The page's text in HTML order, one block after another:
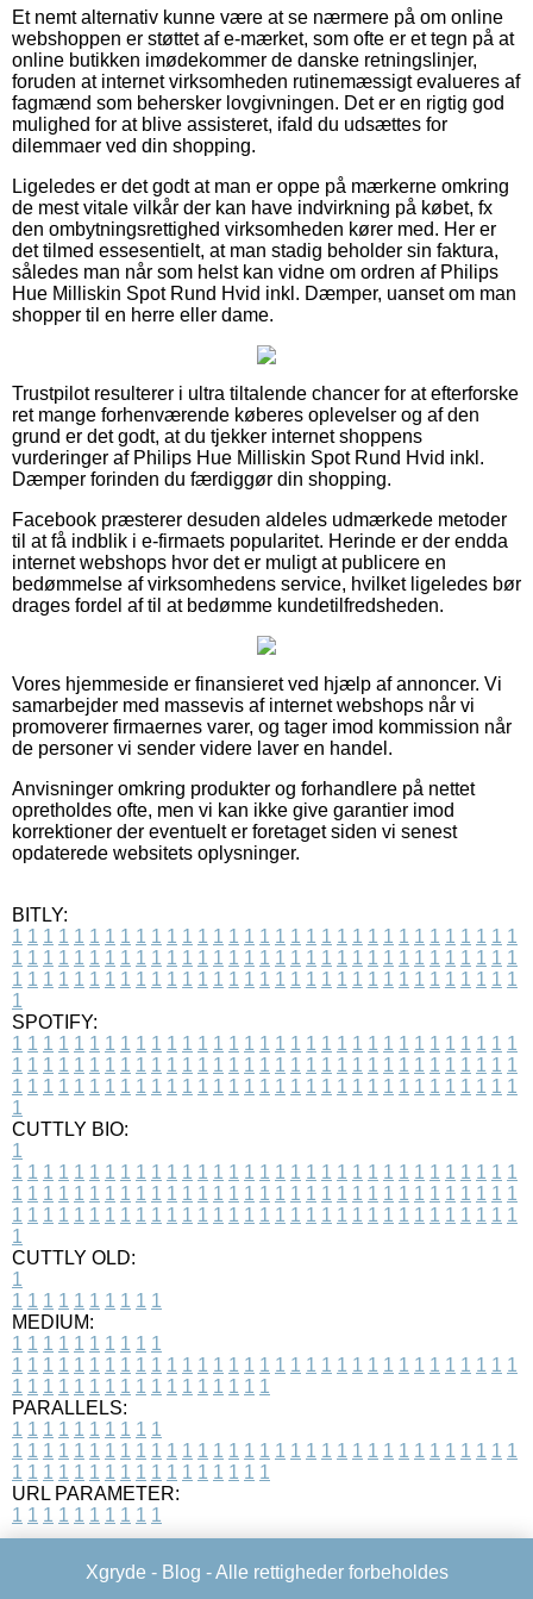
Et nemt alternativ kunne være at se nærmere på om online
webshoppen er støttet af e-mærket, som ofte er et tegn på at
online butikken imødekommer de danske retningslinjer,
foruden at internet virksomheden rutinemæssigt evalueres af
fagmænd som behersker lovgivningen. Det er en rigtig god
mulighed for at blive assisteret, ifald du udsættes for
dilemmaer ved din shopping.
Ligeledes er det godt at man er oppe på mærkerne omkring
de mest vitale vilkår der kan have indvirkning på købet, fx
den ombytningsrettighed virksomheden kører med. Her er
det tilmed essesentielt, at man stadig beholder sin faktura,
således man når som helst kan vidne om ordren af Philips
Hue Milliskin Spot Rund Hvid inkl. Dæmper, uanset om man
shopper til en herre eller dame.
Trustpilot resulterer i ultra tiltalende chancer for at efterforske
ret mange forhenværende køberes oplevelser og af den
grund er det godt, at du tjekker internet shoppens
vurderinger af Philips Hue Milliskin Spot Rund Hvid inkl.
Dæmper forinden du færdiggør din shopping.
Facebook præsterer desuden aldeles udmærkede metoder
til at få indblik i e-firmaets popularitet. Herinde er der endda
internet webshops hvor det er muligt at publicere en
bedømmelse af virksomhedens service, hvilket ligeledes bør
drages fordel af til at bedømme kundetilfredsheden.
Vores hjemmeside er finansieret ved hjælp af annoncer. Vi
samarbejder med massevis af internet webshops når vi
promoverer firmaernes varer, og tager imod kommission når
de personer vi sender videre laver en handel.
Anvisninger omkring produkter og forhandlere på nettet
opretholdes ofte, men vi kan ikke give garantier imod
korrektioner der eventuelt er foretaget siden vi senest
opdaterede websitets oplysninger.
BITLY:
1 1 1 1 1 1 1 1 1 1 1 1 1 1 1 1 1 1 1 1 1 1 1 1 1 1 1 1 1 1 1 1 1
1 1 1 1 1 1 1 1 1 1 1 1 1 1 1 1 1 1 1 1 1 1 1 1 1 1 1 1 1 1 1 1 1
1 1 1 1 1 1 1 1 1 1 1 1 1 1 1 1 1 1 1 1 1 1 1 1 1 1 1 1 1 1 1 1 1
1
SPOTIFY:
1 1 1 1 1 1 1 1 1 1 1 1 1 1 1 1 1 1 1 1 1 1 1 1 1 1 1 1 1 1 1 1 1
1 1 1 1 1 1 1 1 1 1 1 1 1 1 1 1 1 1 1 1 1 1 1 1 1 1 1 1 1 1 1 1 1
1 1 1 1 1 1 1 1 1 1 1 1 1 1 1 1 1 1 1 1 1 1 1 1 1 1 1 1 1 1 1 1 1
1
CUTTLY BIO:
1
1 1 1 1 1 1 1 1 1 1 1 1 1 1 1 1 1 1 1 1 1 1 1 1 1 1 1 1 1 1 1 1 1
1 1 1 1 1 1 1 1 1 1 1 1 1 1 1 1 1 1 1 1 1 1 1 1 1 1 1 1 1 1 1 1 1
1 1 1 1 1 1 1 1 1 1 1 1 1 1 1 1 1 1 1 1 1 1 1 1 1 1 1 1 1 1 1 1 1
1
CUTTLY OLD:
1
1 1 1 1 1 1 1 1 1 1
MEDIUM:
1 1 1 1 1 1 1 1 1 1
1 1 1 1 1 1 1 1 1 1 1 1 1 1 1 1 1 1 1 1 1 1 1 1 1 1 1 1 1 1 1 1 1
1 1 1 1 1 1 1 1 1 1 1 1 1 1 1 1 1
PARALLELS:
1 1 1 1 1 1 1 1 1 1
1 1 1 1 1 1 1 1 1 1 1 1 1 1 1 1 1 1 1 1 1 1 1 1 1 1 1 1 1 1 1 1 1
1 1 1 1 1 1 1 1 1 1 1 1 1 1 1 1 1
URL PARAMETER:
1 1 1 1 1 1 1 1 1 1
Xgryde - Blog - Alle rettigheder forbeholdes